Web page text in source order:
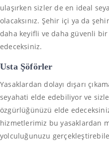
ulaşırken sizler de en ideal
olacaksınız. Şehir içi ya da
daha keyifli ve daha güvenli
edeceksiniz.
Usta Şöförler
Yasaklardan dolayı dışarı
seyahati elde edebiliyor ve
özgürlüğünüzü elde
hizmetlerimiz bu yasaklardan
yolculuğunuzu